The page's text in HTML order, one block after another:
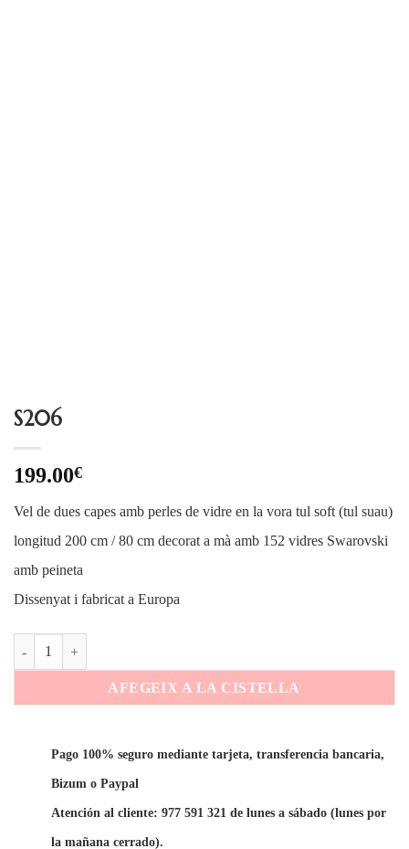
S206
199.00€
Vel de dues capes amb perles de vidre en la vora tul soft (tul suau)
longitud 200 cm / 80 cm decorat a mà amb 152 vidres Swarovski
amb peineta
Dissenyat i fabricat a Europa
quantitat de S206
AFEGEIX A LA CISTELLA
Pago 100% seguro mediante tarjeta, transferencia bancaria,
Bizum o Paypal
Atención al cliente: 977 591 321 de lunes a sábado (lunes por
la mañana cerrado).